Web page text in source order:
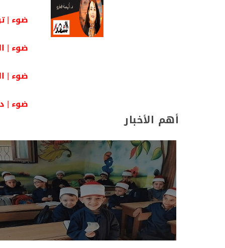
ضوء |
ضوء |
ضوء |
ضوء |
أهم الأخبار